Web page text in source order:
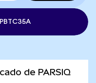
de PARSIQ